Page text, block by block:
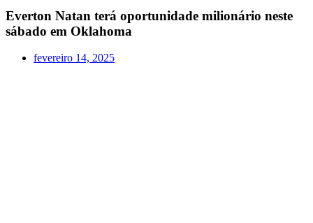
Everton Natan terá oportunidade milionário neste
sábado em Oklahoma
fevereiro 14, 2025